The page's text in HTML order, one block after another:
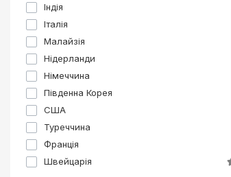
Індія
Італія
Малайзія
Нідерланди
Німеччина
Південна Корея
США
Туреччина
Франція
Швейцарія